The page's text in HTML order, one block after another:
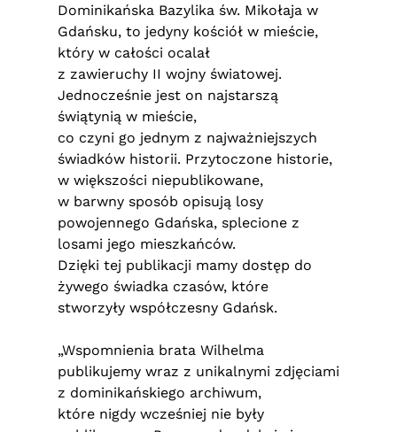
Dominikańska Bazylika św. Mikołaja w
Gdańsku, to jedyny kościół w mieście,
który w całości ocalał
z zawieruchy II wojny światowej.
Jednocześnie jest on najstarszą
świątynią w mieście,
co czyni go jednym z najważniejszych
świadków historii. Przytoczone historie,
w większości niepublikowane,
w barwny sposób opisują losy
powojennego Gdańska, splecione z
losami jego mieszkańców.
Dzięki tej publikacji mamy dostęp do
żywego świadka czasów, które
stworzyły współczesny Gdańsk.
„Wspomnienia brata Wilhelma
publikujemy wraz z unikalnymi zdjęciami
z dominikańskiego archiwum,
które nigdy wcześniej nie były